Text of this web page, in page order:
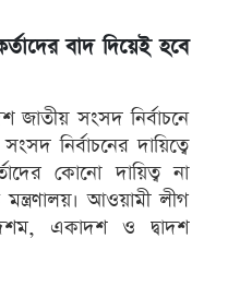
বাদ দিয়েই হবে
জাতীয় সংসদ নির্বাচনে
নির্বাচনের দায়িত্বে
কোনো দায়িত্ব না
মন্ত্রণালয়। আওয়ামী লীগ
একাদশ ও দ্বাদশ